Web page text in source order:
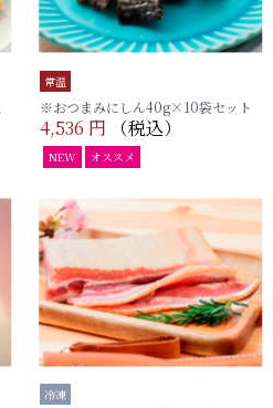
常温
※おつまみにしん40g×10袋セット
4,536 円 （税込）
NEW オススメ
冷凍